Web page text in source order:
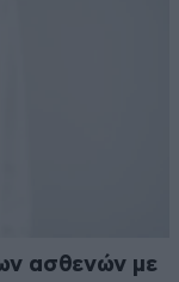
ασθενών με